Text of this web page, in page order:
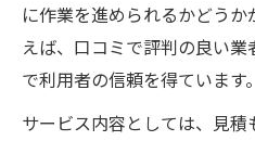
に作業を進められるかどう
えば、口コミで評判の良い
で利用者の信頼を得ています。
サービス内容としては、見